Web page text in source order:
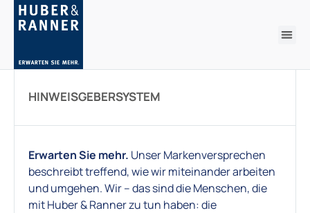
HINWEISGEBERSYSTEM
Erwarten Sie mehr. Unser Markenversprechen
beschreibt treffend, wie wir miteinander arbeiten
und umgehen. Wir – das sind die Menschen, die
mit Huber & Ranner zu tun haben: die